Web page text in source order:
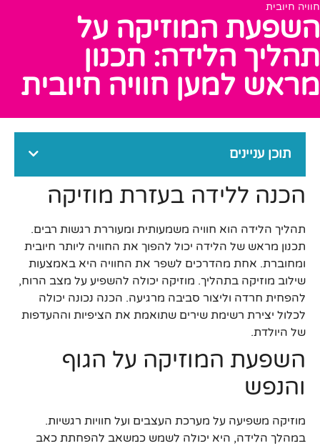
חוויה חיובית
השפעת המוזיקה על
תהליך הלידה: תכנון
מראש למען חוויה חיובית
תוכן עניינים
הכנה ללידה בעזרת מוזיקה
תהליך הלידה הוא חוויה משמעותית ומעוררת רגשות רבים.
תכנון מראש של הלידה יכול להפוך את החוויה ליותר חיובית
ומחוברת. אחת מהדרכים לשפר את החוויה היא באמצעות
שילוב מוזיקה בתהליך. מוזיקה יכולה להשפיע על מצב הרוח,
להפחית חרדה וליצור סביבה מרגיעה. הכנה נכונה יכולה
לכלול יצירת רשימת שירים שתואמת את הציפיות וההעדפות
של היולדת.
השפעת המוזיקה על הגוף
והנפש
מוזיקה משפיעה על מערכת העצבים ועל חוויות רגשיות.
במהלך הלידה, היא יכולה לשמש כמשאב להפחתת כאב